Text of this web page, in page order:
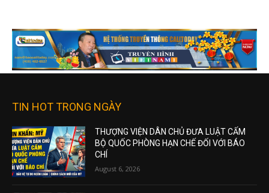
TIN HOT TRONG NGÀY
THƯỢNG VIỆN DÂN CHỦ ĐƯA LUẬT CẤM
BỘ QUỐC PHÒNG HẠN CHẾ ĐỐI VỚI BÁO
CHÍ
August 6, 2026